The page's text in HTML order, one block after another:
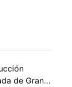
de Grand